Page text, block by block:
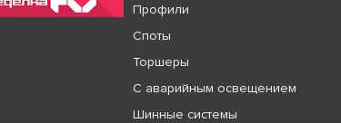
Профили
Споты
Торшеры
С аварийным освещением
Шинные системы